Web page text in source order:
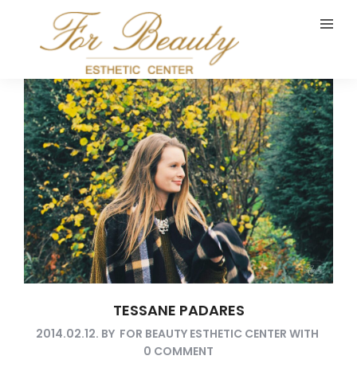
TESSANE PADARES
2014.02.12. BY FOR BEAUTY ESTHETIC CENTER WITH
0 COMMENT